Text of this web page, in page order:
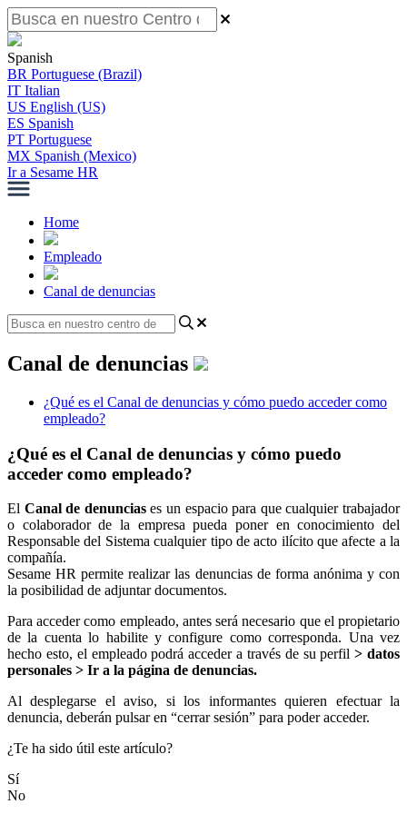
Spanish
BR Portuguese (Brazil)
IT Italian
US English (US)
ES Spanish
PT Portuguese
MX Spanish (Mexico)
Ir a Sesame HR
Home
Empleado
Canal de denuncias
Canal de denuncias
¿Qué es el Canal de denuncias y cómo puedo acceder como
empleado?
¿Qué es el Canal de denuncias y cómo puedo
acceder como empleado?
El Canal de denuncias es un espacio para que cualquier trabajador
o colaborador de la empresa pueda poner en conocimiento del
Responsable del Sistema cualquier tipo de acto ilícito que afecte a la
compañía.
Sesame HR permite realizar las denuncias de forma anónima y con
la posibilidad de adjuntar documentos.
Para acceder como empleado, antes será necesario que el propietario
de la cuenta lo habilite y configure como corresponda. Una vez
hecho esto, el empleado podrá acceder a través de su perfil > datos
personales > Ir a la página de denuncias.
Al
desplegarse el aviso, si los informantes quieren efectuar la
denuncia, deberán pulsar en “cerrar sesión” para poder acceder.
¿Te ha sido útil este artículo?
Sí
No